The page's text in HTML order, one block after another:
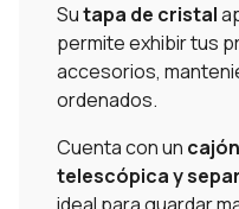
Sutapa de cristal
permite exhibir tus
accesorios,
ordenados.
Cuenta con un
telescópica y